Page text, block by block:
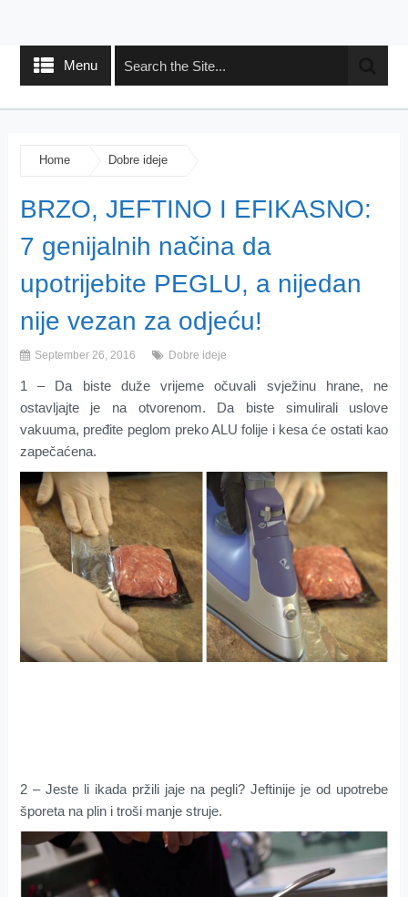
Menu
Home Dobre ideje
BRZO, JEFTINO I EFIKASNO:
7 genijalnih načina da
upotrijebite PEGLU, a nijedan
nije vezan za odjeću!
September 26, 2016 Dobre ideje
1 – Da biste duže vrijeme očuvali svježinu hrane, ne
ostavljajte je na otvorenom. Da biste simulirali uslove
vakuuma, pređite peglom preko ALU folije i kesa će ostati kao
zapečaćena.
2 – Jeste li ikada pržili jaje na pegli? Jeftinije je od upotrebe
šporeta na plin i troši manje struje.